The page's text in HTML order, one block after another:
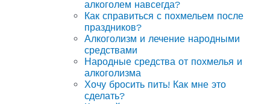
алкоголем навсегда?
Как справиться с похмельем после
праздников?
Алкоголизм и лечение народными
средствами
Народные средства от похмелья и
алкоголизма
Хочу бросить пить! Как мне это
сделать?